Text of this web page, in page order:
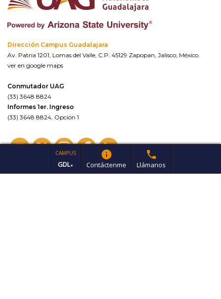
CAMPUS
GDL▼
info
Contáctenme
phone
Llámanos
Dirección Campus Guadalajara
Av. Patria 1201, Lomas del Valle, C.P. 45129 Zapopan, Jalisco, México.
ver en google maps
Conmutador UAG
(33) 3648 8824
Informes 1er. Ingreso
(33) 3648 8824, Opción 1